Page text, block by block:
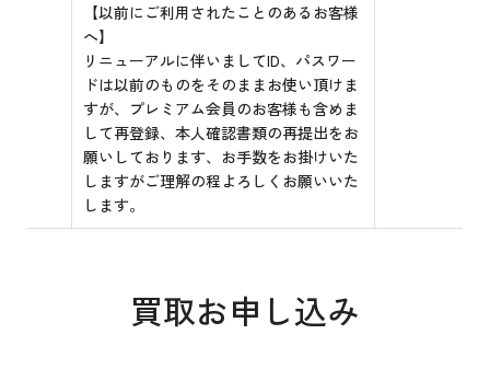
【以前にご利用されたことのあるお客様
へ】
リニューアルに伴いましてID、パスワー
ドは以前のものをそのままお使い頂けま
すが、プレミアム会員のお客様も含めま
して再登録、本人確認書類の再提出をお
願いしております、お手数をお掛けいた
しますがご理解の程よろしくお願いいた
します。
買取お申し込み